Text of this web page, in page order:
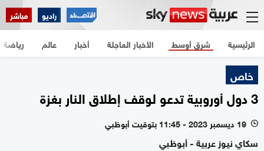
راديو مباشر
الرئيسية الأخبار العاجلة أخبار شرق أوسط عالم رياضة
خاص
3 دول أوروبية تدعو لوقف إطلاق النار بغزة
l 19 ديسمبر 2023 - 11:45 بتوقيت أبوظبي
سكاي نيوز عربية - أبوظبي